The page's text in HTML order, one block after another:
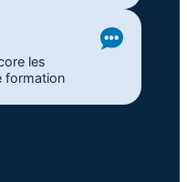
les
formation